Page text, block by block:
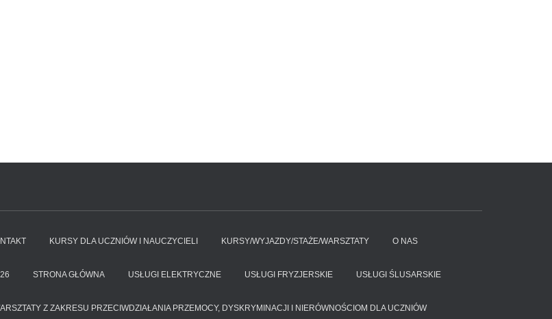
KURSY DLA UCZNIÓW I NAUCZYCIELI KURSY/WYJAZDY/STAŻE/WARSZTATY O NAS
STRONA GŁÓWNA USŁUGI ELEKTRYCZNE USŁUGI FRYZJERSKIE USŁUGI ŚLUSARSKIE
Z ZAKRESU PRZECIWDZIAŁANIA PRZEMOCY, DYSKRYMINACJI I NIERÓWNOŚCIOM DLA UCZNIÓW